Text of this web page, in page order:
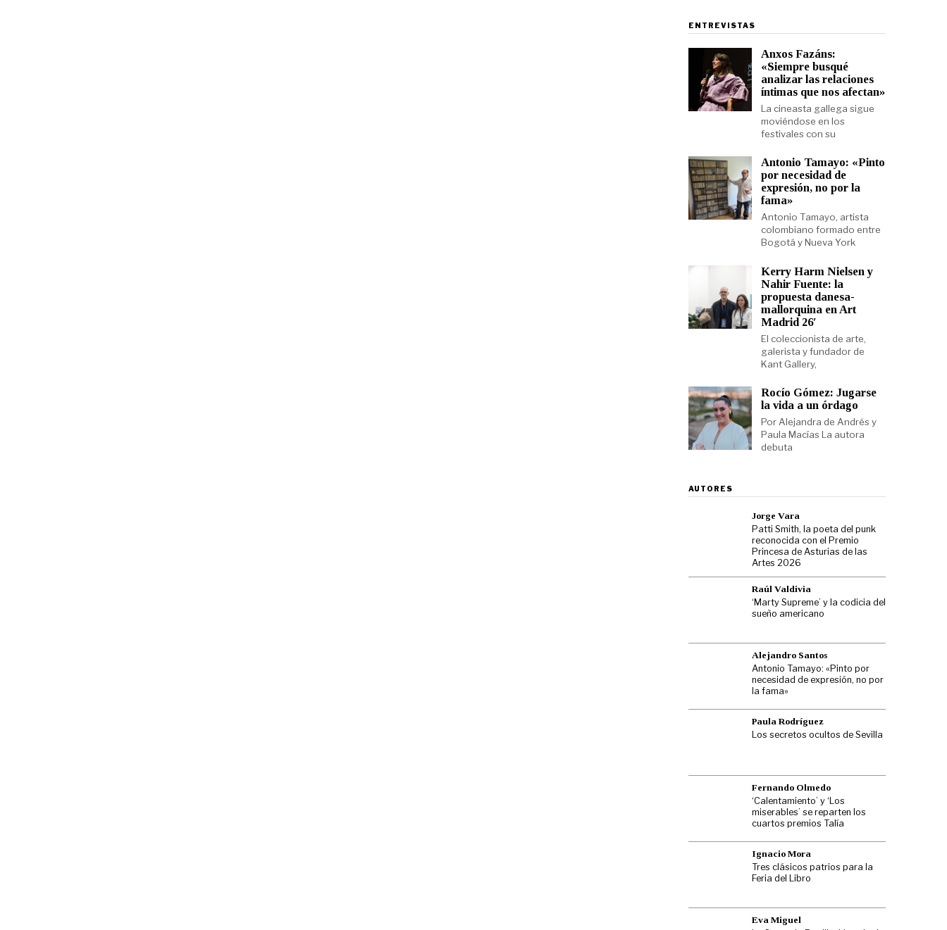
ENTREVISTAS
Anxos Fazáns:
«Siempre busqué
analizar las relaciones
íntimas que nos afectan»
La cineasta gallega sigue
moviéndose en los
festivales con su
Antonio Tamayo: «Pinto
por necesidad de
expresión, no por la
fama»
Antonio Tamayo, artista
colombiano formado entre
Bogotá y Nueva York
Kerry Harm Nielsen y
Nahir Fuente: la
propuesta danesa-
mallorquina en Art
Madrid 26′
El coleccionista de arte,
galerista y fundador de
Kant Gallery,
Rocío Gómez: Jugarse
la vida a un órdago
Por Alejandra de Andrés y
Paula Macías La autora
debuta
AUTORES
Jorge Vara
Patti Smith, la poeta del punk
reconocida con el Premio
Princesa de Asturias de las
Artes 2026
Raúl Valdivia
‘Marty Supreme’ y la codicia del
sueño americano
Alejandro Santos
Antonio Tamayo: «Pinto por
necesidad de expresión, no por
la fama»
Paula Rodríguez
Los secretos ocultos de Sevilla
Fernando Olmedo
‘Calentamiento’ y ‘Los
miserables’ se reparten los
cuartos premios Talía
Ignacio Mora
Tres clásicos patrios para la
Feria del Libro
Eva Miguel